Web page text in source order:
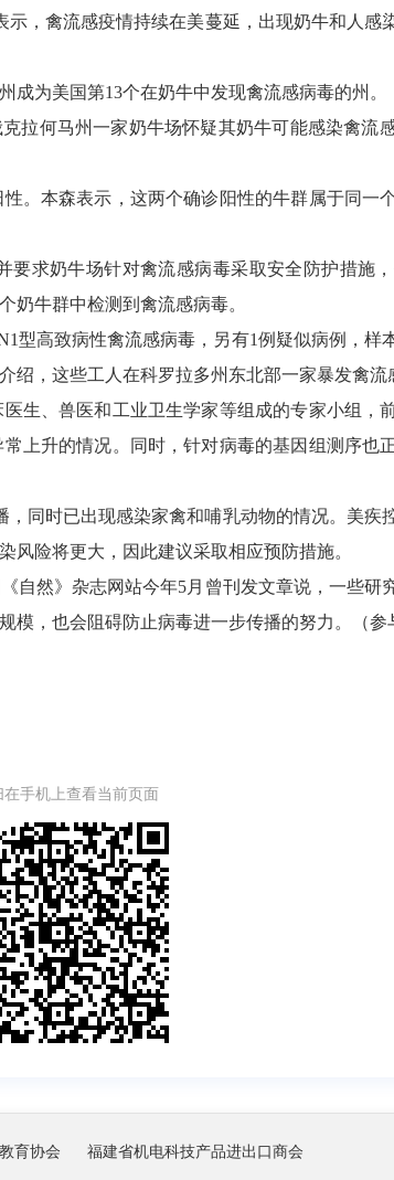
禽流感疫情持续在美蔓延，出现奶牛和人感
为美国第13个在奶牛中发现禽流感病毒的州。
何马州一家奶牛场怀疑其奶牛可能感染禽流
本森表示，这两个确诊阳性的牛群属于同一
奶牛场针对禽流感病毒采取安全防护措施
奶牛群中检测到禽流感病毒。
高致病性禽流感病毒，另有1例疑似病例，样
，这些工人在科罗拉多州东北部一家暴发禽流
、兽医和工业卫生学家等组成的专家小组，
上升的情况。同时，针对病毒的基因组测序也
时已出现感染家禽和哺乳动物的情况。美疾
风险将更大，因此建议采取相应预防措施。
然》杂志网站今年5月曾刊发文章说，一些研
，也会阻碍防止病毒进一步传播的努力。（参
在手机上查看当前页面
育协会 福建省机电科技产品进出口商会